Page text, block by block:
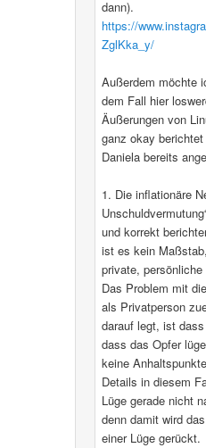
dann).
https://
ZglKka_y/
Außerdem möchte
dem Fall hier
Äußerungen von
ganz okay
Daniela bereits
1. Die inflationäre
und korrekt
ist es kein
private,
Das Problem mit
als Privatperson
darauf legt, ist
dass das Opfer
keine
Details in diesem
Lüge gerade nicht
denn damit wird
einer Lüge gerückt.